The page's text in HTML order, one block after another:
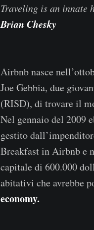
Traveling is an innate
Brian Chesky
Airbnb nasce
Joe Gebbia, due
(RISD), di trovare il
Nel gennaio del 2009
gestito
Breakfast in Airbnb e
capitale di 600.000
abitativi che avrebbe
economy.